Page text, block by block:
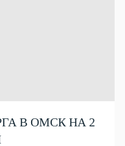
В ОМСК НА 2